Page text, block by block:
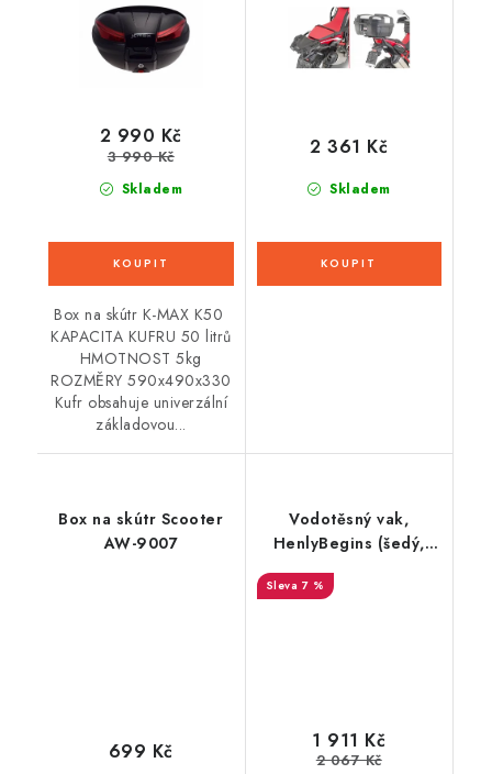
Skladem
2 990 Kč
3 990 Kč
Box na skútr K-MAX K50
KAPACITA KUFRU 50 litrů
HMOTNOST 5kg
ROZMĚRY 590x490x330
Kufr obsahuje univerzální
základovou...
Skladem
2 361 Kč
Box na skútr Scooter
AW-9007
699 Kč
Vodotěsný vak,
HenlyBegins (šedý,
objem 60 l)
7 %
1 911 Kč
2 067 Kč